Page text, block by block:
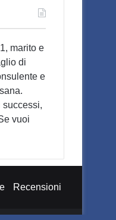
marito e
di
e
successi,
vuoi
Recensioni